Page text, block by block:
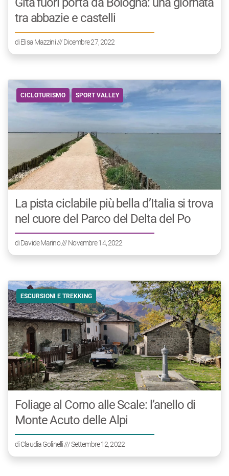
tra abbazie e castelli
diElisa Mazzini/// Dicembre 27, 2022
CICLOTURISMO SPORT VALLEY
La pista ciclabile più bella d’Italia si trova
nel cuore del Parco del Delta del Po
diDavide Marino/// Novembre 14, 2022
ESCURSIONI E TREKKING
Foliage al Corno alle Scale: l’anello di
Monte Acuto delle Alpi
diClaudia Golinelli/// Settembre 12, 2022